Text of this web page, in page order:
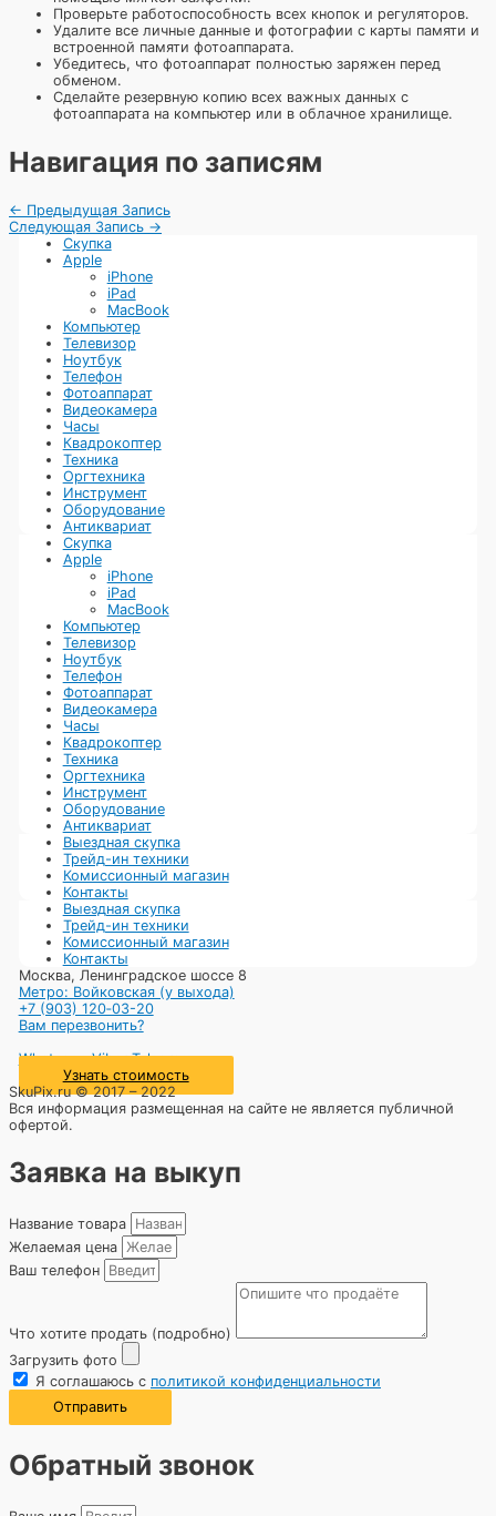
Проверьте работоспособность всех кнопок и регуляторов.
Удалите все личные данные и фотографии с карты памяти и
встроенной памяти фотоаппарата.
Убедитесь, что фотоаппарат полностью заряжен перед
обменом.
Сделайте резервную копию всех важных данных с
фотоаппарата на компьютер или в облачное хранилище.
Навигация по записям
← Предыдущая Запись
Следующая Запись →
Скупка
Apple
iPhone
iPad
MacBook
Компьютер
Телевизор
Ноутбук
Телефон
Фотоаппарат
Видеокамера
Часы
Квадрокоптер
Техника
Оргтехника
Инструмент
Оборудование
Антиквариат
Скупка
Apple
iPhone
iPad
MacBook
Компьютер
Телевизор
Ноутбук
Телефон
Фотоаппарат
Видеокамера
Часы
Квадрокоптер
Техника
Оргтехника
Инструмент
Оборудование
Антиквариат
Выездная скупка
Трейд-ин техники
Комиссионный магазин
Контакты
Выездная скупка
Трейд-ин техники
Комиссионный магазин
Контакты
Москва, Ленинградское шоссе 8
Метро: Войковская (у выхода)
+7 (903) 120‑03-20
Вам перезвонить?
Whatsapp Viber Telegram
Узнать стоимость
SkuPix.ru © 2017 – 2022
Вся информация размещенная на сайте не является публичной
офертой.
Заявка на выкуп
Название товара
Желаемая цена
Ваш телефон
Что хотите продать (подробно)
Загрузить фото
Я соглашаюсь с политикой конфиденциальности
Отправить
Обратный звонок